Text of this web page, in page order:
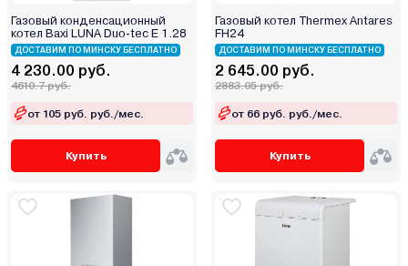
Газовый конденсационный
котел Baxi LUNA Duo-tec E 1.28
ДОСТАВИМ ПО МИНСКУ БЕСПЛАТНО
4 230.00 руб.
4610.7 руб.
от 105 руб. руб./мес.
Купить
Газовый котел Thermex Antares
FH24
ДОСТАВИМ ПО МИНСКУ БЕСПЛАТНО
2 645.00 руб.
2883.05 руб.
от 66 руб. руб./мес.
Купить